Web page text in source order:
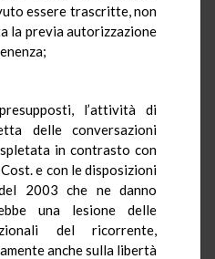
essere trascritte, non
la previa autorizzazione
l’attività di
delle conversazioni
in contrasto con
e con le disposizioni
2003 che ne danno
una lesione delle
del ricorrente,
anche sulla libertà